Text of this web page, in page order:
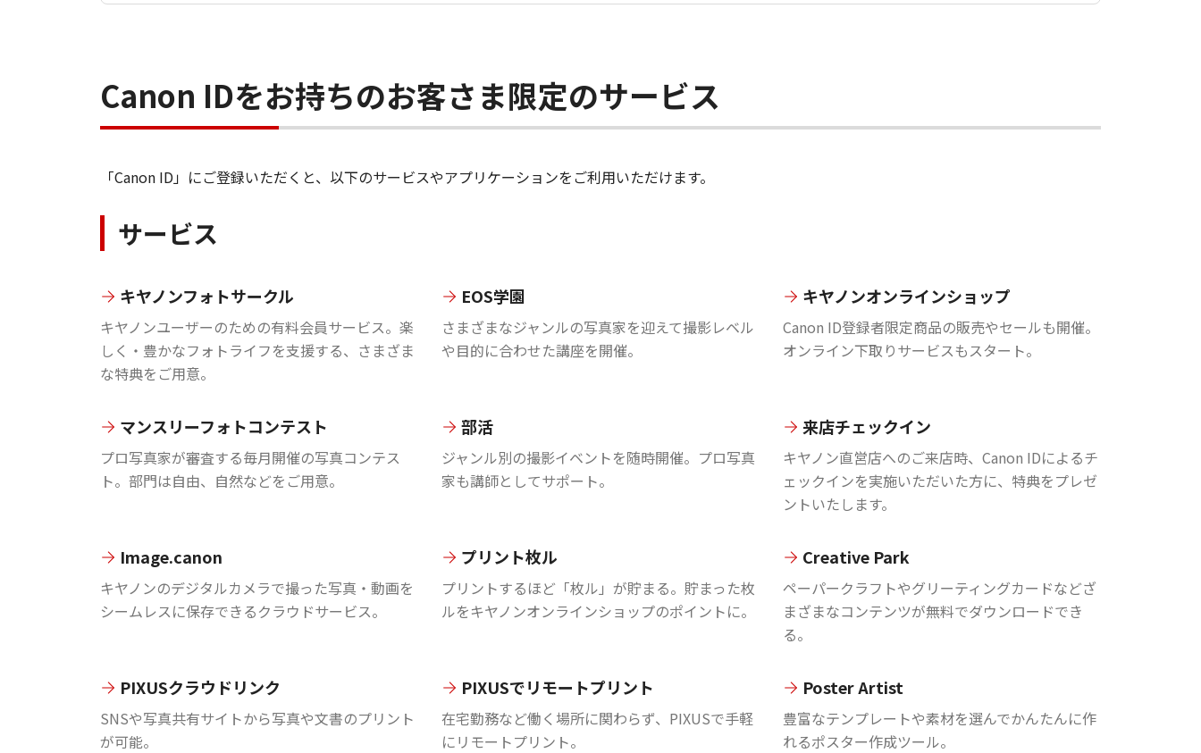
Canon IDをお持ちのお客さま限定のサービス
「Canon ID」にご登録いただくと、以下のサービスやアプリケーションをご利用いただけます。
サービス
キヤノンフォトサークル
キヤノンユーザーのための有料会員サービス。楽
しく・豊かなフォトライフを支援する、さまざま
な特典をご用意。
EOS学園
さまざまなジャンルの写真家を迎えて撮影レベル
や目的に合わせた講座を開催。
キヤノンオンラインショップ
Canon ID登録者限定商品の販売やセールも開催。
オンライン下取りサービスもスタート。
マンスリーフォトコンテスト
プロ写真家が審査する毎月開催の写真コンテス
ト。部門は自由、自然などをご用意。
部活
ジャンル別の撮影イベントを随時開催。プロ写真
家も講師としてサポート。
来店チェックイン
キヤノン直営店へのご来店時、Canon IDによるチ
ェックインを実施いただいた方に、特典をプレゼ
ントいたします。
Image.canon
キヤノンのデジタルカメラで撮った写真・動画を
シームレスに保存できるクラウドサービス。
プリント枚ル
プリントするほど「枚ル」が貯まる。貯まった枚
ルをキヤノンオンラインショップのポイントに。
Creative Park
ペーパークラフトやグリーティングカードなどざ
まざまなコンテンツが無料でダウンロードでき
る。
PIXUSクラウドリンク
SNSや写真共有サイトから写真や文書のプリント
が可能。
PIXUSでリモートプリント
在宅勤務など働く場所に関わらず、PIXUSで手軽
にリモートプリント。
Poster Artist
豊富なテンプレートや素材を選んでかんたんに作
れるポスター作成ツール。